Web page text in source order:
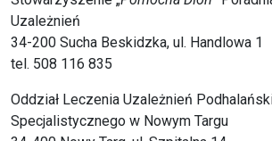
Uzależnień
34-200 Sucha Beskidzka, ul. Handlowa 1
tel. 508 116 835
Oddział Leczenia Uzależnień
Specjalistycznego w Nowym Targu